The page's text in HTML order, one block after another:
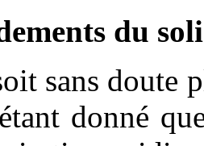
du
sans doute
donné